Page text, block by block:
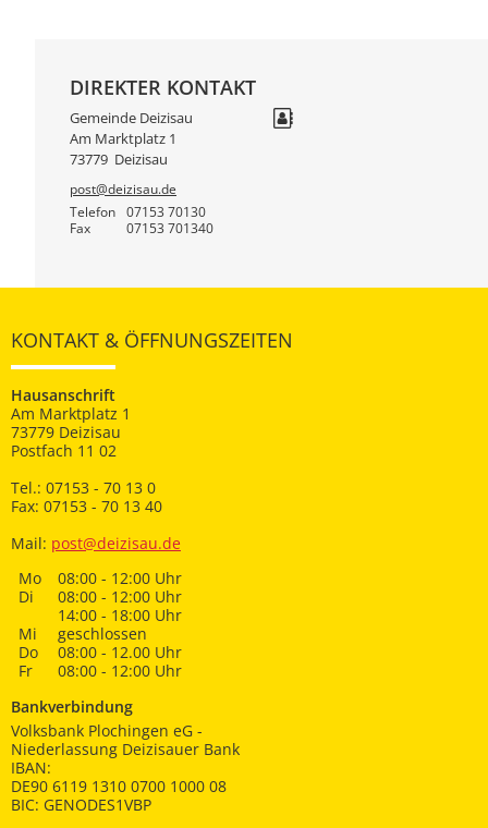
DIREKTER KONTAKT
Gemeinde Deizisau
Am Marktplatz 1
73779 Deizisau
post@deizisau.de
Telefon
07153 70130
Fax 07153 701340
KONTAKT & ÖFFNUNGSZEITEN
Hausanschrift
Am Marktplatz 1
73779 Deizisau
Postfach 11 02
Tel.: 07153 - 70 13 0
Fax: 07153 - 70 13 40
Mail: post@deizisau.de
Mo
08:00 - 12:00 Uhr
Di
08:00 - 12:00 Uhr
14:00 - 18:00 Uhr
Mi
geschlossen
Do
08:00 - 12.00 Uhr
Fr
08:00 - 12:00 Uhr
Bankverbindung
Volksbank Plochingen eG -
Niederlassung Deizisauer Bank
IBAN:
DE90 6119 1310 0700 1000 08
BIC: GENODES1VBP